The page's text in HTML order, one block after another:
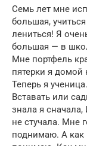
Семь лет мне
большая,
лениться! Я
большая — в
Мне портфель
пятерки я домой
Теперь я
Вставать или
знала я сначала,
не стучала. Мне
поднимаю. А как